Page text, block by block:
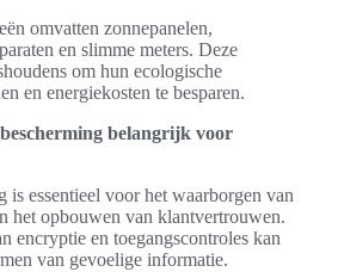
omvatten zonnepanelen,
en slimme meters. Deze
om hun ecologische
en energiekosten te besparen.
belangrijk voor
is essentieel voor het waarborgen van
het opbouwen van klantvertrouwen.
encryptie en toegangscontroles kan
van gevoelige informatie.